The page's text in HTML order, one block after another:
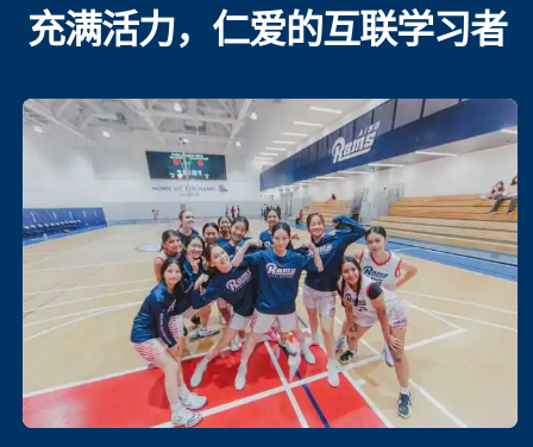
充满活力，仁爱的互联学习者